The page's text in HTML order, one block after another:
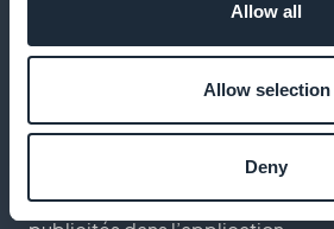
Allow all
Allow selection
Deny
Monétisation avec
Ajoutez une source de revenus